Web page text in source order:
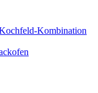
Kombination